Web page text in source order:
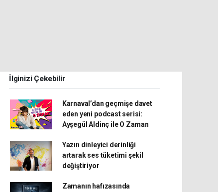
İlginizi Çekebilir
Karnaval’dan geçmişe davet
eden yeni podcast serisi:
Ayşegül Aldinç ile O Zaman
Yazın dinleyici derinliği
artarak ses tüketimi şekil
değiştiriyor
Zamanın hafızasında